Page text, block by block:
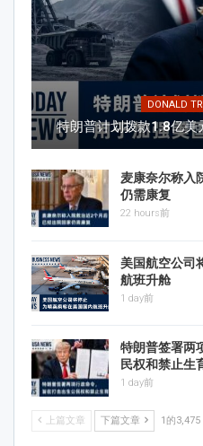
DONALD
特朗普计划拨款1.8亿美
麦康奈尔称入
仍需康复
22 hours前
美国航空公司
航班升舱
1 day前
特朗普签署两
民权和禁止生
1 day前
上篇文章 下篇文章 1的3,475